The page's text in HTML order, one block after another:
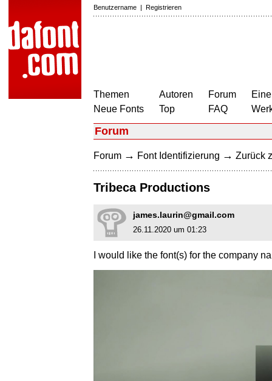
Benutzername | Registrieren
Themen
Neue Fonts
Autoren
Top
Forum
FAQ
Forum
Forum → Font Identifizierung → Zurück
Tribeca Productions
james.laurin@gmail.com
26.11.2020 um 01:23
I would like the font(s) for the company